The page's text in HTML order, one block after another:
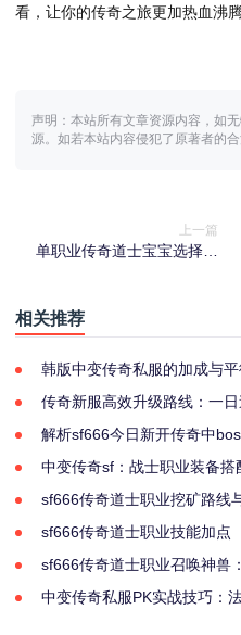
看，让你的传奇之旅更加热血沸腾
声明：本站所有文章资源内容，如
源。如若本站内容侵犯了原著者的
上一篇
单职业传奇道士宝宝选择攻
相关推荐
韩版中变传奇私服的加成与
传奇新服高效升级路线：一
解析sf666今日新开传奇中
中变传奇sf：战士职业装备搭
sf666传奇道士职业挖矿路线
sf666传奇道士职业技能加点
sf666传奇道士职业召唤神兽
中变传奇私服PK实战技巧：